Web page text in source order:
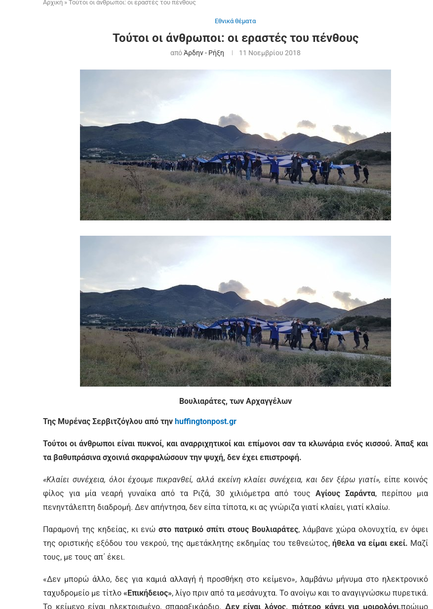
Αρχική » Τούτοι οι άνθρωποι: οι εραστές του πένθους
Εθνικά θέματα
Τούτοι οι άνθρωποι: οι εραστές του πένθους
απόΆρδην - Ρήξη 11 Νοεμβρίου 2018
Bουλιαράτες, των Αρχαγγέλων
Της Μυρένας Σερβιτζόγλου από την huffingtonpost.gr
Τούτοι οι άνθρωποι είναι πυκνοί, και αναρριχητικοί και επίμονοι σαν τα κλωνάρια ενός κισσού. Άπαξ και
τα βαθυπράσινα σχοινιά σκαρφαλώσουν την ψυχή, δεν έχει επιστροφή.
«Κλαίει συνέχεια, όλοι έχουμε πικρανθεί, αλλά εκείνη κλαίει συνέχεια, και δεν ξέρω γιατί», είπε κοινός
φίλος για μία νεαρή γυναίκα από τα Ριζά, 30 χιλιόμετρα από τους Αγίους Σαράντα, περίπου μια
πενηντάλεπτη διαδρομή. Δεν απήντησα, δεν είπα τίποτα, κι ας γνώριζα γιατί κλαίει, γιατί κλαίω.
Παραμονή της κηδείας, κι ενώστο πατρικό σπίτι στους Βουλιαράτες, λάμβανε χώρα ολονυχτία, εν όψει
της οριστικής εξόδου του νεκρού, της αμετάκλητης εκδημίας του τεθνεώτος,ήθελα να είμαι εκεί. Μαζί
τους, με τους απ΄ έκει.
«Δεν μπορώ άλλο, δες για καμιά αλλαγή ή προσθήκη στο κείμενο», λαμβάνω μήνυμα στο ηλεκτρονικό
ταχυδρομείο με τίτλο «Επικήδειος», λίγο πριν από τα μεσάνυχτα. Το ανοίγω και το αναγιγνώσκω πυρετικά.
Το κείμενο είναι ηλεκτρισμένο, σπαραξικάρδιο. Δεν είναι λόγος, πιότερο κάνει για μοιρολόγι,πρώιμο